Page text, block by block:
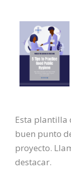
Esta plantilla
buen punto
proyecto.
destacar.